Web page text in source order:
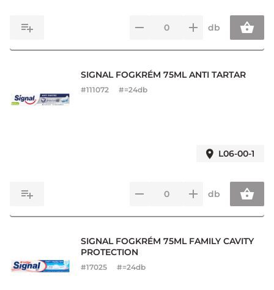
db
SIGNAL FOGKRÉM 75ML ANTI TARTAR
#111072 #=24db
L06-00-1
db
SIGNAL FOGKRÉM 75ML FAMILY CAVITY
PROTECTION
#17025 #=24db